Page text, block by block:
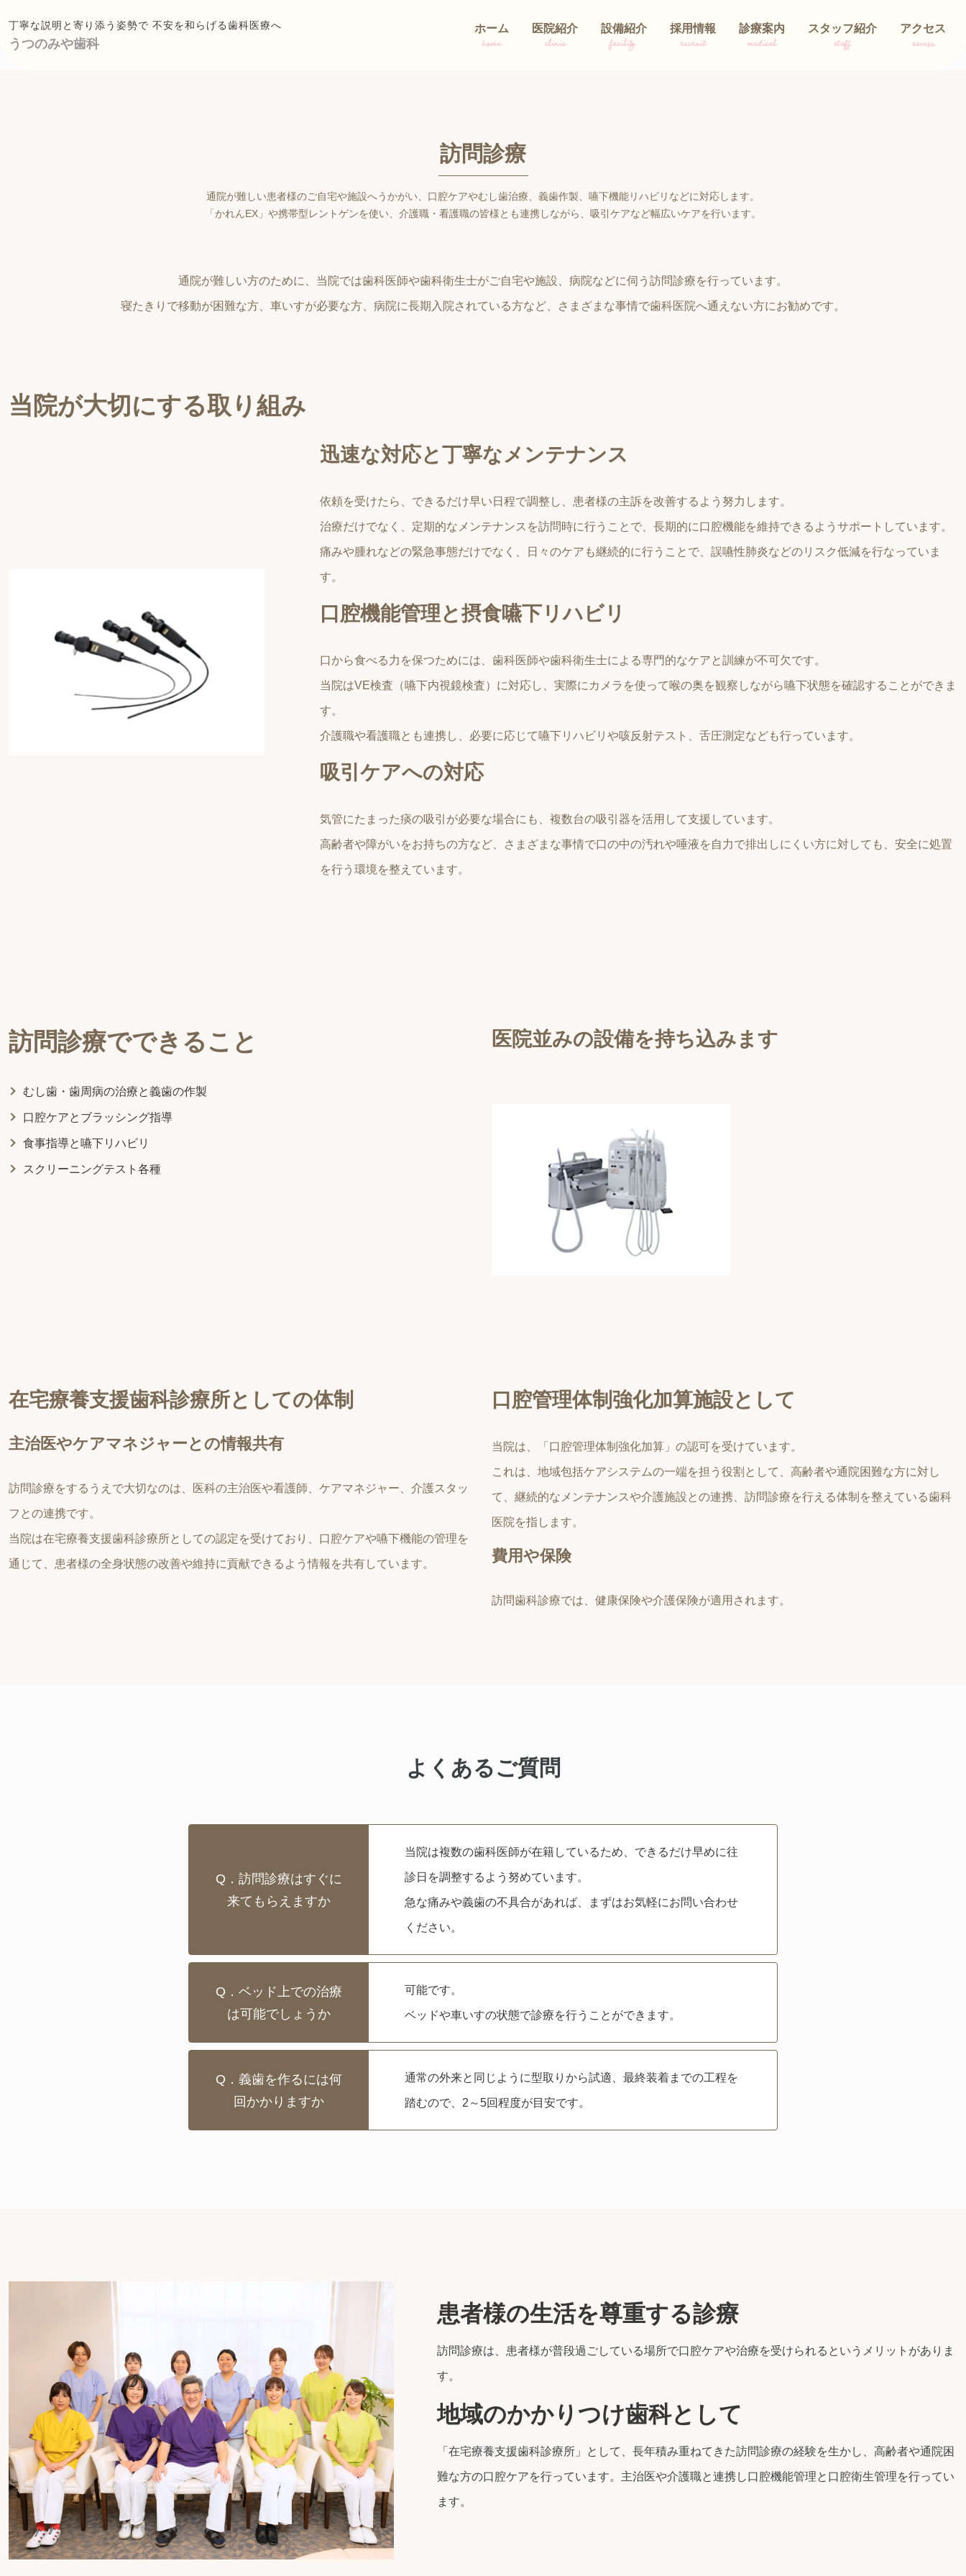
丁寧な説明と寄り添う姿勢で 不安を和らげる歯科医療へ
うつのみや歯科
ホーム
home
医院紹介
clinic
設備紹介
facility
採用情報
recruit
診療案内
medical
スタッフ紹介
staff
アクセス
access
訪問診療
通院が難しい患者様のご自宅や施設へうかがい、口腔ケアやむし歯治療、義歯作製、嚥下機能リハビリなどに対応します。
「かれんEX」や携帯型レントゲンを使い、介護職・看護職の皆様とも連携しながら、吸引ケアなど幅広いケアを行います。
通院が難しい方のために、当院では歯科医師や歯科衛生士がご自宅や施設、病院などに伺う訪問診療を行っています。
寝たきりで移動が困難な方、車いすが必要な方、病院に長期入院されている方など、さまざまな事情で歯科医院へ通えない方にお勧めです。
当院が大切にする取り組み
迅速な対応と丁寧なメンテナンス
依頼を受けたら、できるだけ早い日程で調整し、患者様の主訴を改善するよう努力します。
治療だけでなく、定期的なメンテナンスを訪問時に行うことで、長期的に口腔機能を維持できるようサポートしています。
痛みや腫れなどの緊急事態だけでなく、日々のケアも継続的に行うことで、誤嚥性肺炎などのリスク低減を行なっていま
す。
口腔機能管理と摂食嚥下リハビリ
口から食べる力を保つためには、歯科医師や歯科衛生士による専門的なケアと訓練が不可欠です。
当院はVE検査（嚥下内視鏡検査）に対応し、実際にカメラを使って喉の奥を観察しながら嚥下状態を確認することができま
す。
介護職や看護職とも連携し、必要に応じて嚥下リハビリや咳反射テスト、舌圧測定なども行っています。
吸引ケアへの対応
気管にたまった痰の吸引が必要な場合にも、複数台の吸引器を活用して支援しています。
高齢者や障がいをお持ちの方など、さまざまな事情で口の中の汚れや唾液を自力で排出しにくい方に対しても、安全に処置
を行う環境を整えています。
訪問診療でできること
むし歯・歯周病の治療と義歯の作製
口腔ケアとブラッシング指導
食事指導と嚥下リハビリ
スクリーニングテスト各種
医院並みの設備を持ち込みます
在宅療養支援歯科診療所としての体制
主治医やケアマネジャーとの情報共有
訪問診療をするうえで大切なのは、医科の主治医や看護師、ケアマネジャー、介護スタッ
フとの連携です。
当院は在宅療養支援歯科診療所としての認定を受けており、口腔ケアや嚥下機能の管理を
通じて、患者様の全身状態の改善や維持に貢献できるよう情報を共有しています。
口腔管理体制強化加算施設として
当院は、「口腔管理体制強化加算」の認可を受けています。
これは、地域包括ケアシステムの一端を担う役割として、高齢者や通院困難な方に対し
て、継続的なメンテナンスや介護施設との連携、訪問診療を行える体制を整えている歯科
医院を指します。
費用や保険
訪問歯科診療では、健康保険や介護保険が適用されます。
よくあるご質問
Q．訪問診療はすぐに
来てもらえますか
当院は複数の歯科医師が在籍しているため、できるだけ早めに往
診日を調整するよう努めています。
急な痛みや義歯の不具合があれば、まずはお気軽にお問い合わせ
ください。
Q．ベッド上での治療
は可能でしょうか
可能です。
ベッドや車いすの状態で診療を行うことができます。
Q．義歯を作るには何
回かかりますか
通常の外来と同じように型取りから試適、最終装着までの工程を
踏むので、2～5回程度が目安です。
患者様の生活を尊重する診療
訪問診療は、患者様が普段過ごしている場所で口腔ケアや治療を受けられるというメリットがありま
す。
地域のかかりつけ歯科として
「在宅療養支援歯科診療所」として、長年積み重ねてきた訪問診療の経験を生かし、高齢者や通院困
難な方の口腔ケアを行っています。主治医や介護職と連携し口腔機能管理と口腔衛生管理を行ってい
ます。